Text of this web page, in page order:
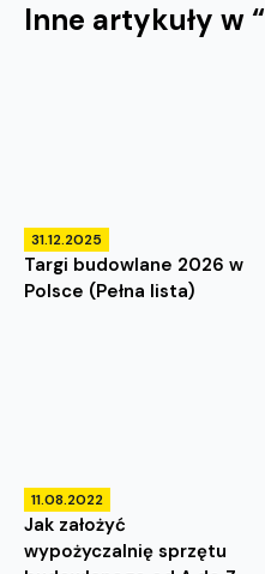
Inne artykuły w “
31.12.2025
Targi budowlane 2026 w
Polsce (Pełna lista)
11.08.2022
Jak założyć
wypożyczalnię sprzętu